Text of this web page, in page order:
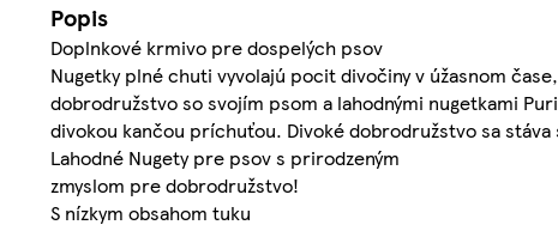
Popis
Doplnkové krmivo pre dospelých psov
Nugetky plné chuti vyvolajú pocit divočiny v úžasnom
dobrodružstvo so svojím psom a lahodnými nugetkami
divokou kančou príchuťou. Divoké dobrodružstvo sa
Lahodné Nugety pre psov s prirodzeným
zmyslom pre dobrodružstvo!
S nízkym obsahom tuku